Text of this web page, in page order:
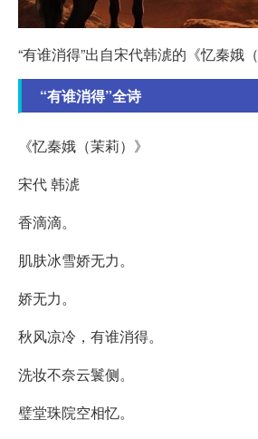
“有谁消得”出自宋代韩淲的《忆秦娥（
“有谁消得”全诗
《忆秦娥（茉莉）》
宋代 韩淲
香滴滴。
肌肤冰雪娇无力。
娇无力。
秋风凉冷，有谁消得。
洗妆不奈云鬟侧。
璧堂珠院空相忆。